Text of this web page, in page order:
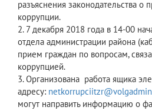
разъяснения законодательства о
коррупции.
2. 7 декабря 2018 года в 14-00
отдела администрации района
прием граждан по вопросам,
коррупцией.
3. Организована работа ящика
адресу:
могут направить информацию о